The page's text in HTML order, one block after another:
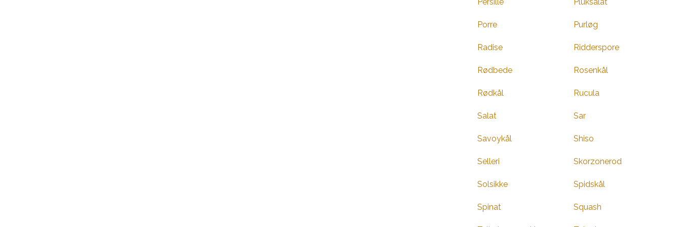
Porre Purløg
Radise Ridderspore
Rødbede Rosenkål
Rødkål Rucula
Salat Sar
Savoykål Shiso
Selleri Skorzonerod
Solsikke Spidskål
Spinat Squash